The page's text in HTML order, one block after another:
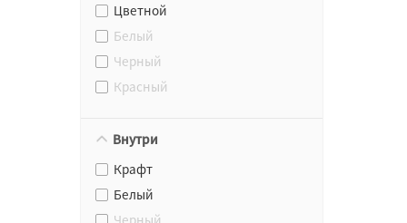
Цветной
Белый
Черный
Красный
Внутри
Крафт
Белый
Черный